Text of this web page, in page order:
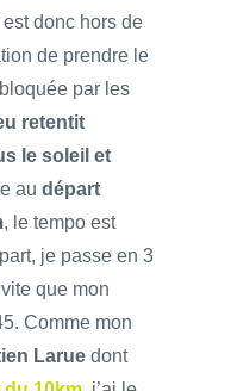
donc hors de
de prendre le
par les
retentit
le soleil et
au départ
, le tempo est
je passe en 3
que mon
Comme mon
Larue dont